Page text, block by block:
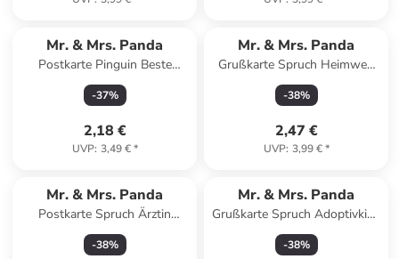
Mr. & Mrs. Panda
Postkarte Pinguin Beste
Großeltern der Welt mit... in
Grau Pastell
-37%
2,18 €
UVP: 3,49 €*
Mr. & Mrs. Panda
Grußkarte Spruch Heimweh
überwinden Mut mit Spruch in
Meeresbrise
-38%
2,47 €
UVP: 3,99 €*
Mr. & Mrs. Panda
Postkarte Spruch Ärztin
Superheld mit Spruch in
Meeresbrise
-38%
Mr. & Mrs. Panda
Grußkarte Spruch Adoptivkind
von Herzen mit Spruch in
Weiß
-38%